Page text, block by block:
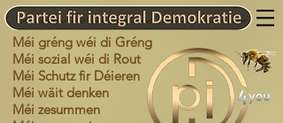
Méi gréng wéi di Gréng
Méi sozial wéi di Rout
Méi Schutz fir Déieren
Méi wäit denken
Méi zesummen